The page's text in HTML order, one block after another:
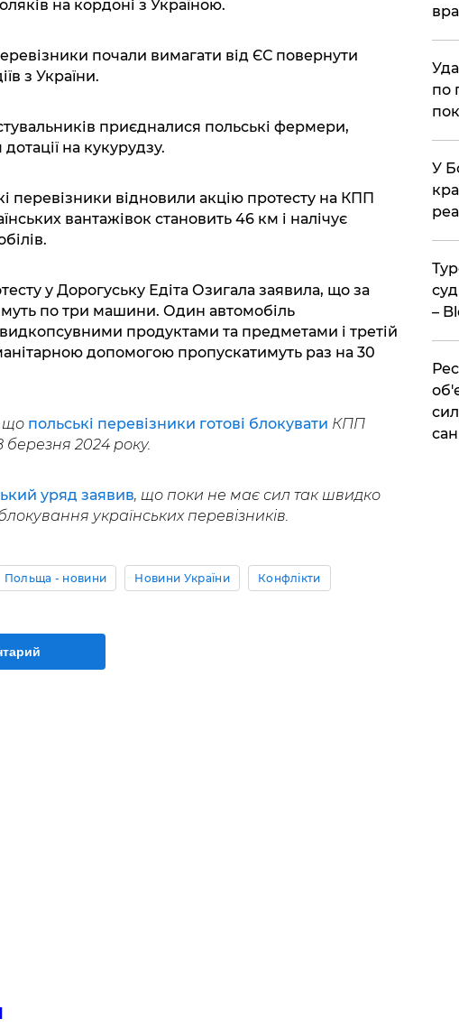
на кордоні з Україною.
почали вимагати від ЄС повернути
з України.
приєдналися польські фермери,
на кукурудзу.
перевізники відновили акцію протесту на КПП
вантажівок становить 46 км і налічує
у Дорогуську Едіта Озигала заявила, що за
по три машини. Один автомобіль
продуктами та предметами і третій
допомогою пропускатимуть раз на 30
щопольські перевізники готові блокувати КПП
березня 2024 року.
уряд заявив, що поки не має сил так швидко
українських перевізників.
Польща - новини Новини України Конфлікти
по
У
–